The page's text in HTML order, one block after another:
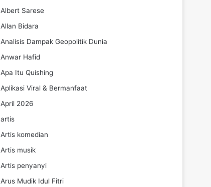
Albert Sarese
Allan Bidara
Analisis Dampak Geopolitik Dunia
Anwar Hafid
Apa Itu Quishing
Aplikasi Viral & Bermanfaat
April 2026
artis
Artis komedian
Artis musik
Artis penyanyi
Arus Mudik Idul Fitri